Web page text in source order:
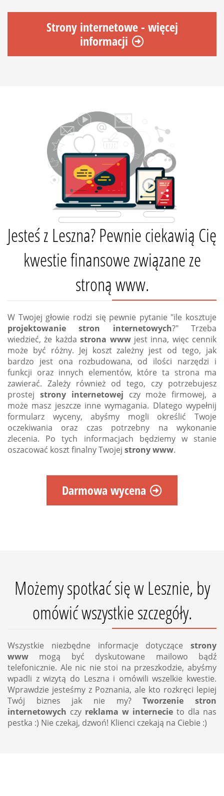
Strony internetowe - więcej
informacji
Jesteś z Leszna? Pewnie ciekawią Cię
kwestie finansowe związane ze
stroną www.
W Twojej głowie rodzi się pewnie pytanie "ile kosztuje
projektowanie stron internetowych?" Trzeba
wiedzieć, że każdastrona wwwjest inna, więc cennik
może być różny. Jej koszt zależny jest od tego, jak
bardzo jest ona rozbudowana, od ilości narzędzi i
funkcji oraz innych elementów, które ta strona ma
zawierać. Zależy również od tego, czy potrzebujesz
prostej strony internetowej czy może firmowej, a
może masz jeszcze inne wymagania. Dlatego wypełnij
formularz wyceny, abyśmy mogli określić Twoje
oczekiwania oraz czas potrzebny na wykonanie
zlecenia. Po tych informacjach będziemy w stanie
oszacować koszt finalny Twojej strony www.
Darmowa wycena
Możemy spotkać się w Lesznie, by
omówić wszystkie szczegóły.
Wszystkie niezbędne informacje dotyczące strony
www mogą być dyskutowane mailowo bądź
telefonicznie. Ale nic nie stoi na przeszkodzie, abyśmy
wpadli z wizytą do Leszna i omówili wszelkie kwestie.
Wprawdzie jesteśmy z Poznania, ale kto rozkręci lepiej
Twój biznes jak nie my?Tworzenie stron
internetowych czy reklama w internecie to dla nas
pestka :) Nie czekaj, dzwoń! Klienci czekają na Ciebie :)